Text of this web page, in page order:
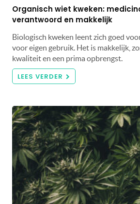
Organisch wiet kweken:
verantwoord en makkelijk
Biologisch kweken leent zich goed
voor eigen gebruik. Het is makkelijk,
kwaliteit en een prima opbrengst.
LEES VERDER